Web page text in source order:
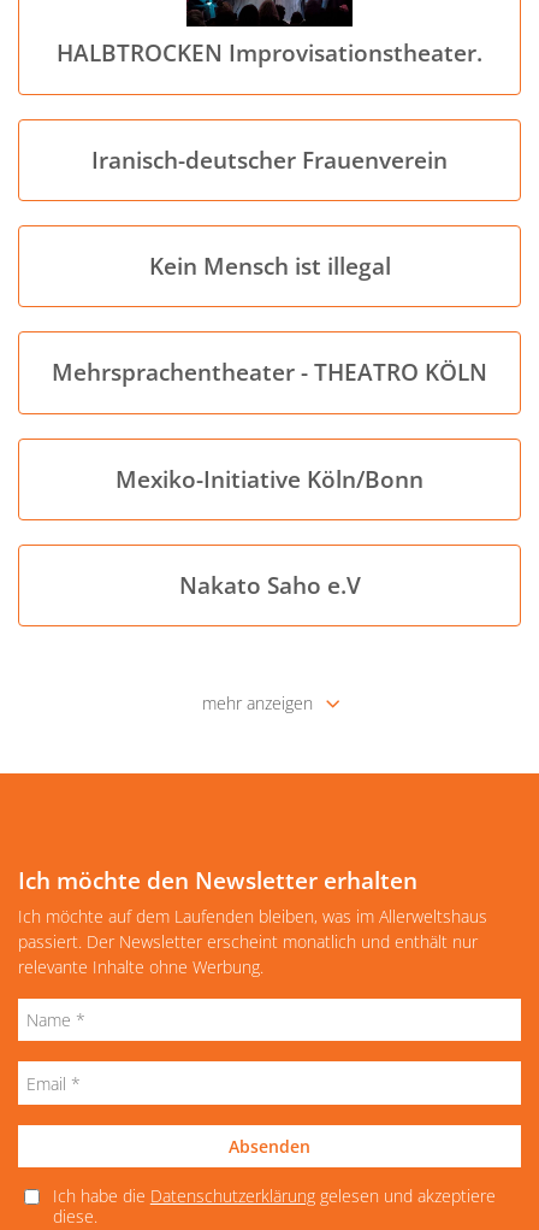
HALBTROCKEN Improvisationstheater.
Iranisch-deutscher Frauenverein
Kein Mensch ist illegal
Mehrsprachentheater - THEATRO KÖLN
Mexiko-Initiative Köln/Bonn
Nakato Saho e.V
mehr anzeigen
Ich möchte den Newsletter erhalten
Ich möchte auf dem Laufenden bleiben, was im Allerweltshaus
passiert. Der Newsletter erscheint monatlich und enthält nur
relevante Inhalte ohne Werbung.
Absenden
Ich habe die Datenschutzerklärunggelesen und akzeptiere
diese.